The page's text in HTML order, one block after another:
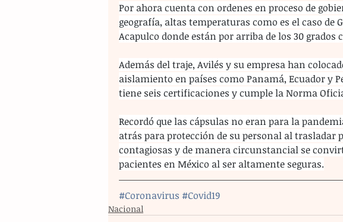
Por ahora cuenta con ordenes en proceso de
geografía, altas temperaturas como es el caso de
Acapulco donde están por arriba de los 30 grados
Además del traje, Avilés y su empresa han
aislamiento en países como Panamá, Ecuador y
tiene seis certificaciones y cumple la Norma
Recordó que las cápsulas no eran para la
atrás para protección de su personal al trasladar
contagiosas y de manera circunstancial se
pacientes en México al ser altamente seguras.
#Coronavirus #Covid19
Nacional